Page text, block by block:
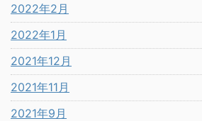
2022年2月
2022年1月
2021年12月
2021年11月
2021年9月